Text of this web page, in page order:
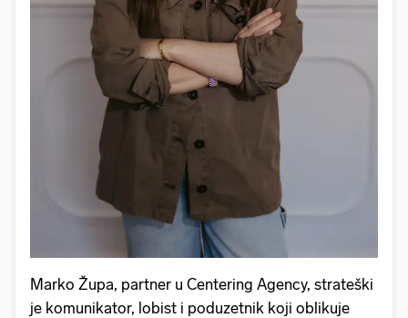
Marko Župa, partner u Centering Agency, strateški
je komunikator, lobist i poduzetnik koji oblikuje